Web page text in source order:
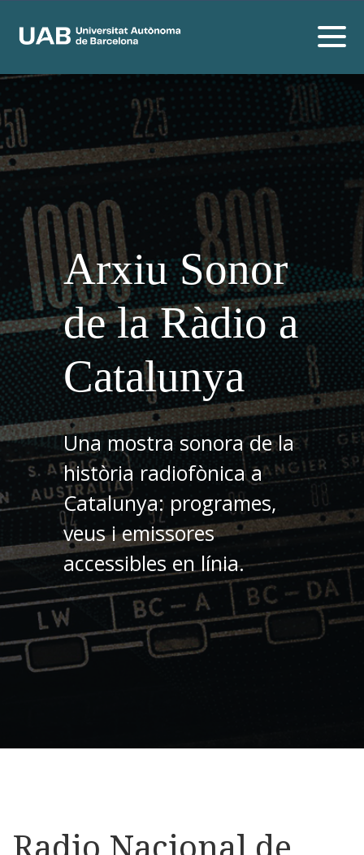
Arxiu Sonor
de la Ràdio a
Catalunya
Una mostra sonora de la
història radiofònica a
Catalunya: programes,
veus i emissores
accessibles en línia.